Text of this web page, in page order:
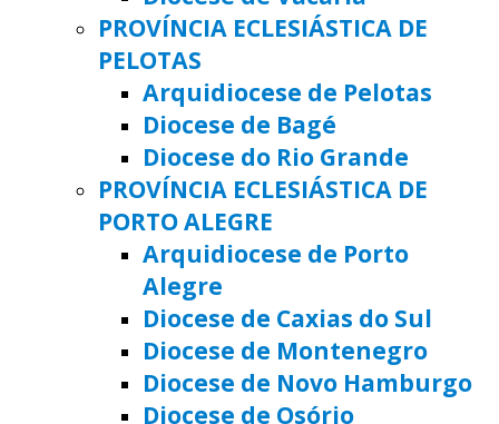
PROVÍNCIA ECLESIÁSTICA DE
PELOTAS
Arquidiocese de Pelotas
Diocese de Bagé
Diocese do Rio Grande
PROVÍNCIA ECLESIÁSTICA DE
PORTO ALEGRE
Arquidiocese de Porto
Alegre
Diocese de Caxias do Sul
Diocese de Montenegro
Diocese de Novo Hamburgo
Diocese de Osório